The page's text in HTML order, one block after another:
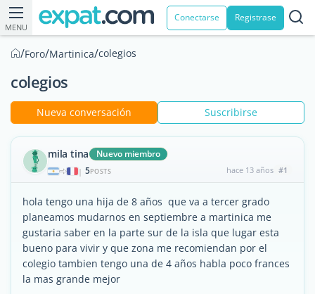
MENU
Conectarse Registrase
/Foro/Martinica/colegios
colegios
Nueva conversación Suscribirse
mila tina Nuevo miembro
| 5POSTS hace 13 años #1
hola tengo una hija de 8 años que va a tercer grado
planeamos mudarnos en septiembre a martinica me
gustaria saber en la parte sur de la isla que lugar esta
bueno para vivir y que zona me recomiendan por el
colegio tambien tengo una de 4 años habla poco frances
la mas grande mejor